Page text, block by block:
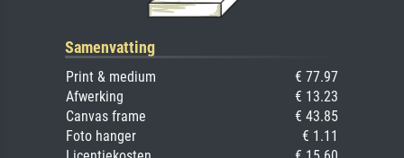
Samenvatting
Print & medium
€ 77.97
Afwerking
€ 13.23
Canvas frame
€ 43.85
Foto hanger
€ 1.11